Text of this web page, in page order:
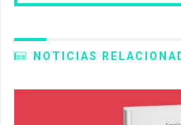
NOTICIAS